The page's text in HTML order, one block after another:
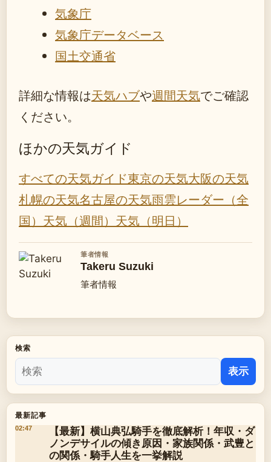
気象庁
気象庁データベース
国土交通省
詳細な情報は天気ハブや週間天気でご確認
ください。
ほかの天気ガイド
すべての天気ガイド東京の天気大阪の天気
札幌の天気名古屋の天気雨雲レーダー（全
国） 天気（週間） 天気（明日）
筆者情報
Takeru Suzuki
筆者情報
検索
表示
最新記事
02:47
【最新】横山典弘騎手を徹底解析！年収・ダ
ノンデサイルの傾き原因・家族関係・武豊と
の関係・騎手人生を一挙解説